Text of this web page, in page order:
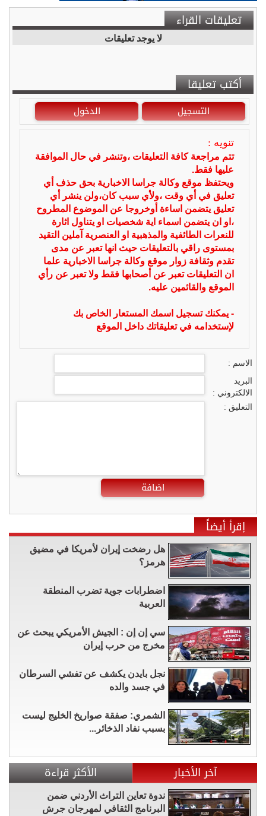
تعليقات القراء
لا يوجد تعليقات
أكتب تعليقا
التسجيل الدخول
تنويه :
تتم مراجعة كافة التعليقات ،وتنشر في حال الموافقة
عليها فقط.
ويحتفظ موقع وكالة جراسا الاخبارية بحق حذف أي
تعليق في أي وقت ،ولأي سبب كان،ولن ينشر أي
تعليق يتضمن اساءة أوخروجا عن الموضوع المطروح
،او ان يتضمن اسماء اية شخصيات او يتناول اثارة
للنعرات الطائفية والمذهبية او العنصرية آملين التقيد
بمستوى راقي بالتعليقات حيث انها تعبر عن مدى
تقدم وثقافة زوار موقع وكالة جراسا الاخبارية علما
ان التعليقات تعبر عن أصحابها فقط ولا تعبر عن رأي
الموقع والقائمين عليه.
- يمكنك تسجيل اسمك المستعار الخاص بك
لإستخدامه في تعليقاتك داخل الموقع
الاسم :
البريد
الالكتروني :
التعليق :
اضافة
إقرأ أيضاً
هل رضخت إيران لأمريكا في مضيق
هرمز؟
اضطرابات جوية تضرب المنطقة
العربية
سي إن إن : الجيش الأمريكي يبحث عن
مخرج من حرب إيران
نجل بايدن يكشف عن تفشي السرطان
في جسد والده
الشمري: صفقة صواريخ الخليج ليست
بسبب نفاد الذخائر...
آخر الأخبار الأكثر قراءة
ندوة تعاين التراث الأردني ضمن
البرنامج الثقافي لمهرجان جرش